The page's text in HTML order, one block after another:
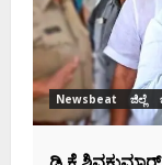
Ashwaveega